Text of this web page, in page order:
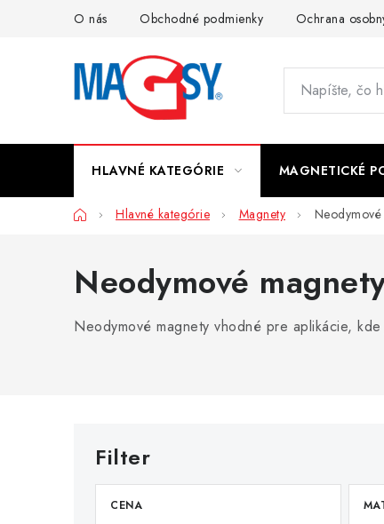
O nás Obchodné podmienky Ochrana
HLAVNÉ KATEGÓRIE MAGNETICKÉ
DomovHlavné kategórie Magnety
Neodymové
Neodymové magnety vhodné pre aplikácie,
CENA